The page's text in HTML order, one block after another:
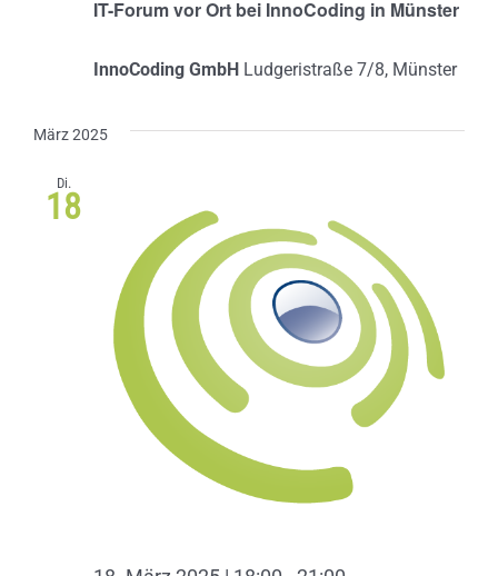
IT-Forum vor Ort bei InnoCoding in Münster
InnoCoding GmbH Ludgeristraße 7/8, Münster
März 2025
Di.
18